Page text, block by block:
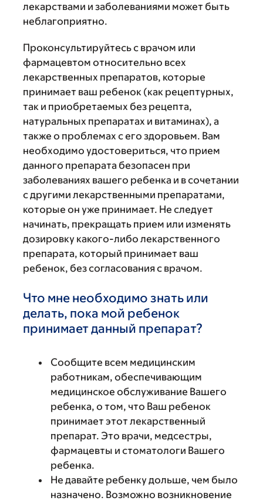
лекарствами и заболеваниями может быть
неблагоприятно.
Проконсультируйтесь с врачом или
фармацевтом относительно всех
лекарственных препаратов, которые
принимает ваш ребенок (как рецептурных,
так и приобретаемых без рецепта,
натуральных препаратах и витаминах), а
также о проблемах с его здоровьем. Вам
необходимо удостовериться, что прием
данного препарата безопасен при
заболеваниях вашего ребенка и в сочетании
с другими лекарственными препаратами,
которые он уже принимает. Не следует
начинать, прекращать прием или изменять
дозировку какого-либо лекарственного
препарата, который принимает ваш
ребенок, без согласования с врачом.
Что мне необходимо знать или
делать, пока мой ребенок
принимает данный препарат?
Сообщите всем медицинским
работникам, обеспечивающим
медицинское обслуживание Вашего
ребенка, о том, что Ваш ребенок
принимает этот лекарственный
препарат. Это врачи, медсестры,
фармацевты и стоматологи Вашего
ребенка.
Не давайте ребенку дольше, чем было
назначено. Возможно возникновение